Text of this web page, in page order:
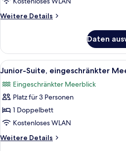
Sea
View)
Weitere Details
Weitere
Einzelzimmer
(No
Sea
Daten
Alle
Fotos
für
Junior-
Suite,
eingeschränkter
Meerblick
anzeigen
Ein
6
Junior-Suite, eingeschränkter
Eingeschränkter Meerblick
Platz für 3 Personen
1 Doppelbett
Kostenloses WLAN
Weitere Details
Weitere